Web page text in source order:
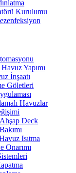
Kurulumu
Yapımı
İnşaatı
Göletleri
Havuzlar
Deck
Isıtma
Onarımı